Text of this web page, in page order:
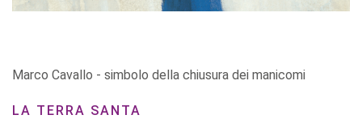
Marco Cavallo - simbolo della chiusura dei manicomi
LA TERRA SANTA